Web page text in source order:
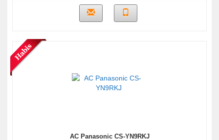
AC Panasonic CS-YN9RKJ